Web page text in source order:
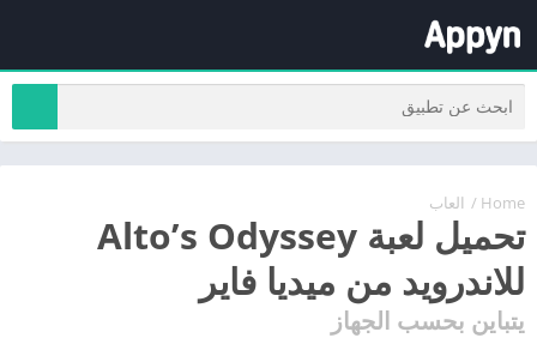
Home
/ العاب
تحميل لعبة Alto’s Odyssey
للاندرويد من ميديا فاير
يتباين بحسب الجهاز